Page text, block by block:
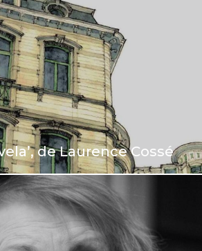
de Laurence Cossé